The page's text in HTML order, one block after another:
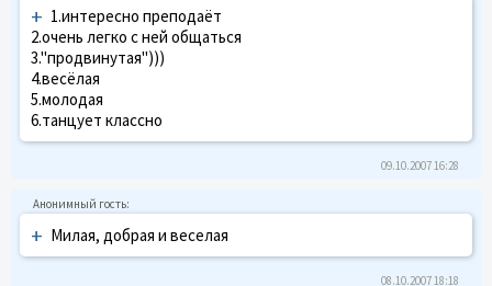
+ 1.интересно преподаёт
2.очень легко с ней общаться
3."продвинутая")))
4.весёлая
5.молодая
6.танцует классно
09.10.2007 16:28
+ Милая, добрая и веселая
08.10.2007 18:18